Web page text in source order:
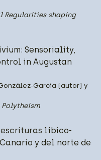
Regularities shaping
Sensoriality,
in Augustan
García (autor) y
Polytheism
líbico-
y del norte de